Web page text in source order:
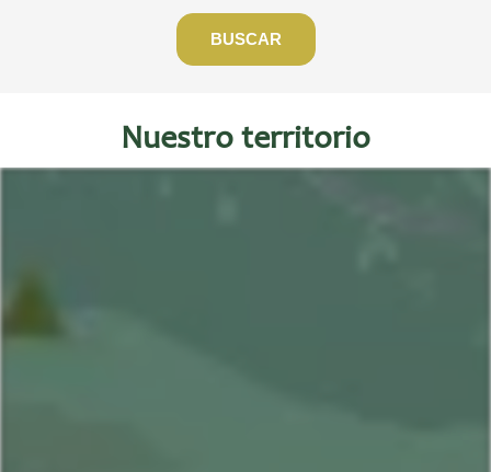
Nuestro territorio